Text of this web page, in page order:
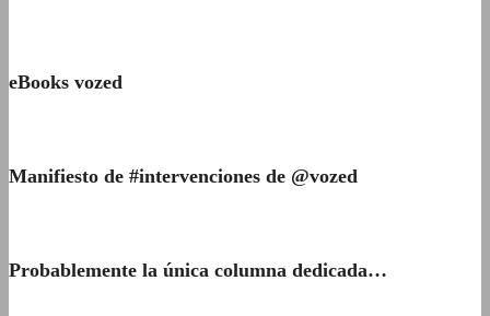
eBooks vozed
Manifiesto de #intervenciones de @vozed
Probablemente la única columna dedicada…